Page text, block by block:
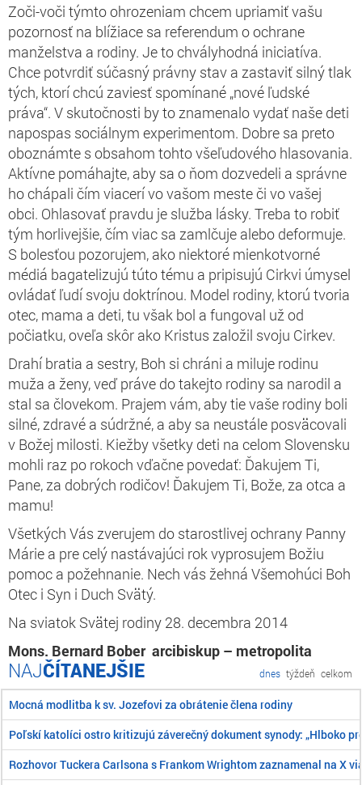
Zoči-voči týmto ohrozeniam chcem upriamiť vašu
pozornosť na blížiace sa referendum o ochrane
manželstva a rodiny. Je to chvályhodná iniciatíva.
Chce potvrdiť súčasný právny stav a zastaviť silný tlak
tých, ktorí chcú zaviesť spomínané „nové ľudské
práva“. V skutočnosti by to znamenalo vydať naše deti
napospas sociálnym experimentom. Dobre sa preto
oboznámte s obsahom tohto všeľudového hlasovania.
Aktívne pomáhajte, aby sa o ňom dozvedeli a správne
ho chápali čím viacerí vo vašom meste či vo vašej
obci. Ohlasovať pravdu je služba lásky. Treba to robiť
tým horlivejšie, čím viac sa zamlčuje alebo deformuje.
S bolesťou pozorujem, ako niektoré mienkotvorné
médiá bagatelizujú túto tému a pripisujú Cirkvi úmysel
ovládať ľudí svoju doktrínou. Model rodiny, ktorú tvoria
otec, mama a deti, tu však bol a fungoval už od
počiatku, oveľa skôr ako Kristus založil svoju Cirkev.
Drahí bratia a sestry, Boh si chráni a miluje rodinu
muža a ženy, veď práve do takejto rodiny sa narodil a
stal sa človekom. Prajem vám, aby tie vaše rodiny boli
silné, zdravé a súdržné, a aby sa neustále posväcovali
v Božej milosti. Kiežby všetky deti na celom Slovensku
mohli raz po rokoch vďačne povedať: Ďakujem Ti,
Pane, za dobrých rodičov! Ďakujem Ti, Bože, za otca a
mamu!
Všetkých Vás zverujem do starostlivej ochrany Panny
Márie a pre celý nastávajúci rok vyprosujem Božiu
pomoc a požehnanie. Nech vás žehná Všemohúci Boh
Otec i Syn i Duch Svätý.
Na sviatok Svätej rodiny 28. decembra 2014
Mons. Bernard Bober arcibiskup – metropolita
ČÍTANEJŠIE dnes týždeň celkom
Mocná modlitba k sv. Jozefovi za obrátenie člena rodiny
Poľskí katolíci ostro kritizujú záverečný dokument synody: „Hlboko
Rozhovor Tuckera Carlsona s Frankom Wrightom zaznamenal na X